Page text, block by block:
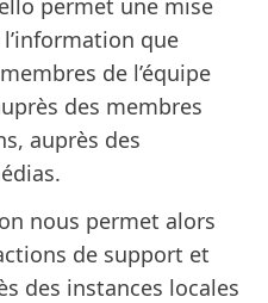
que
de l’équipe
des membres
auprès des
nous permet alors
de support et
des instances locales